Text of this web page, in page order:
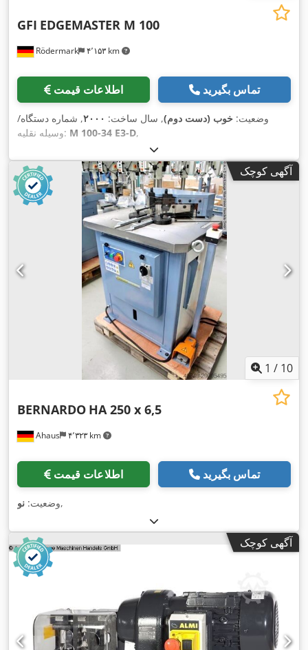
Rödermark ۴٬۱۵۳ km
GFI EDGEMASTER M 100
اطلاعات قیمت تماس بگیرید
وضعیت: خوب (دست دوم), سال ساخت: ۲۰۰۰, شماره دستگاه/
وسیله نقلیه: M 100-34 E3-D,
آگهی کوچک
1 / 10
Ahaus ۴٬۳۲۳ km
BERNARDO HA 250 x 6,5
اطلاعات قیمت تماس بگیرید
وضعیت: نو ,
آگهی کوچک